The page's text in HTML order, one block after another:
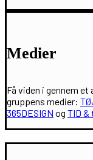
Medier
Få viden i gennem
gruppens medier:
365DESIGN og TID &